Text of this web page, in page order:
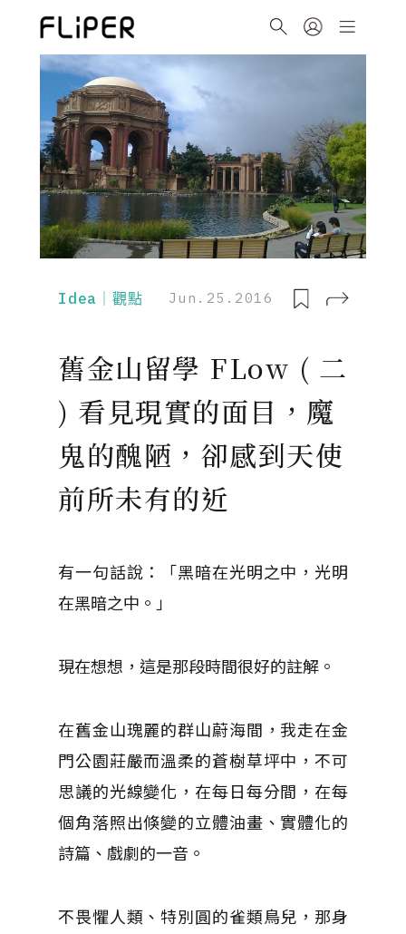
Idea｜觀點 Jun.25.2016
舊金山留學 FLow ( 二
) 看見現實的面目，魔
鬼的醜陋，卻感到天使
前所未有的近
有一句話說：「黑暗在光明之中，光明
在黑暗之中。」
現在想想，這是那段時間很好的註解。
在舊金山瑰麗的群山蔚海間，我走在金
門公園莊嚴而溫柔的蒼樹草坪中，不可
思議的光線變化，在每日每分間，在每
個角落照出倏變的立體油畫、實體化的
詩篇、戲劇的一音。
不畏懼人類、特別圓的雀類鳥兒，那身